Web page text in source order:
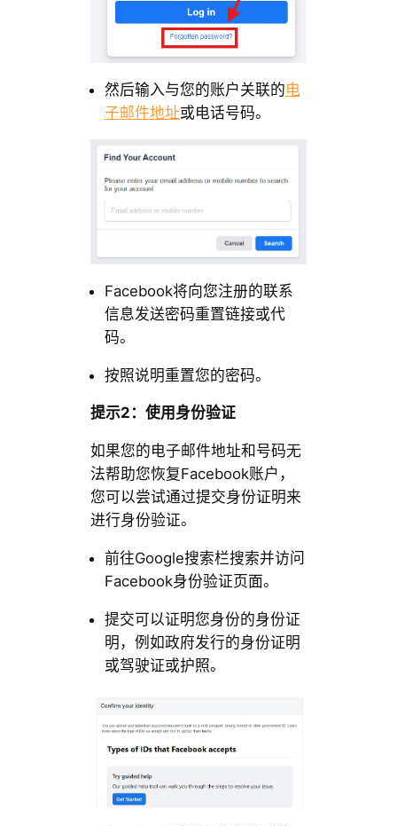
然后输入与您的账户关联的电
子邮件地址或电话号码。
Facebook将向您注册的联系
信息发送密码重置链接或代
码。
按照说明重置您的密码。
提示2：使用身份验证
如果您的电子邮件地址和号码无
法帮助您恢复Facebook账户，
您可以尝试通过提交身份证明来
进行身份验证。
前往Google搜索栏搜索并访问
Facebook身份验证页面。
提交可以证明您身份的身份证
明，例如政府发行的身份证明
或驾驶证或护照。